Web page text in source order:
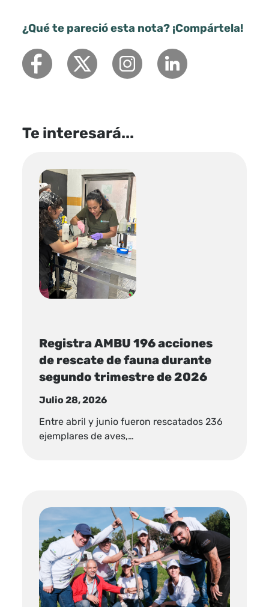
¿Qué te pareció esta nota? ¡Compártela!
Te interesará...
Registra AMBU 196 acciones
de rescate de fauna durante
segundo trimestre de 2026
Julio 28, 2026
Entre abril y junio fueron rescatados 236
ejemplares de aves,…